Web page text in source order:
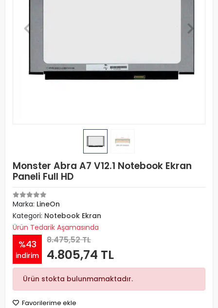
Monster Abra A7 V12.1 Notebook Ekran
Paneli Full HD
Marka: LineOn
Kategori: Notebook Ekran
Ürün Tedarik Aşamasında
%43
indirim
8.475,52 TL
4.805,74 TL
Ürün stokta bulunmamaktadır.
Favorilerime ekle